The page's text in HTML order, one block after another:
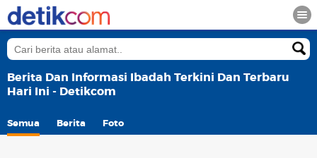
Berita Dan Informasi Ibadah Terkini Dan Terbaru
Hari Ini - Detikcom
Semua Berita Foto